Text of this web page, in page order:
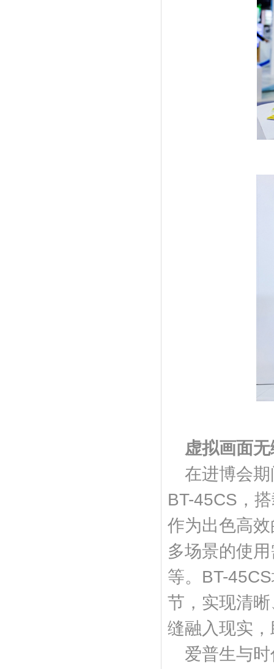
虚拟画面
在进博会
BT-45CS，
作为出色高
多场景的使
等。BT-
节，实现清
缝融入现实
爱普生与